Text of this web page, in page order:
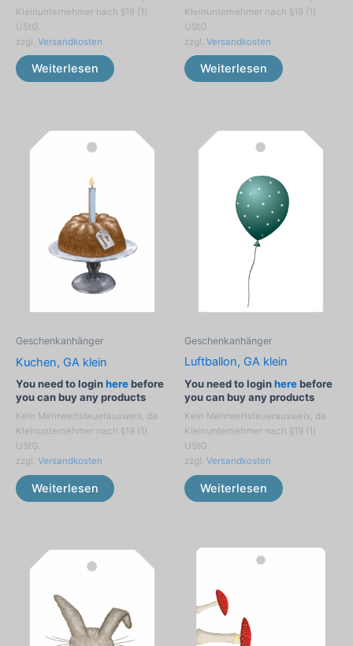
Kleinunternehmer nach §19 (1)
UStG.
zzgl. Versandkosten
Weiterlesen
Kleinunternehmer nach §19 (1)
UStG.
zzgl. Versandkosten
Weiterlesen
Geschenkanhänger
Kuchen, GA klein
You need to loginherebefore
you can buy any products
Kein Mehrwertsteuerausweis, da
Kleinunternehmer nach §19 (1)
UStG.
zzgl. Versandkosten
Weiterlesen
Geschenkanhänger
Luftballon, GA klein
You need to loginherebefore
you can buy any products
Kein Mehrwertsteuerausweis, da
Kleinunternehmer nach §19 (1)
UStG.
zzgl. Versandkosten
Weiterlesen